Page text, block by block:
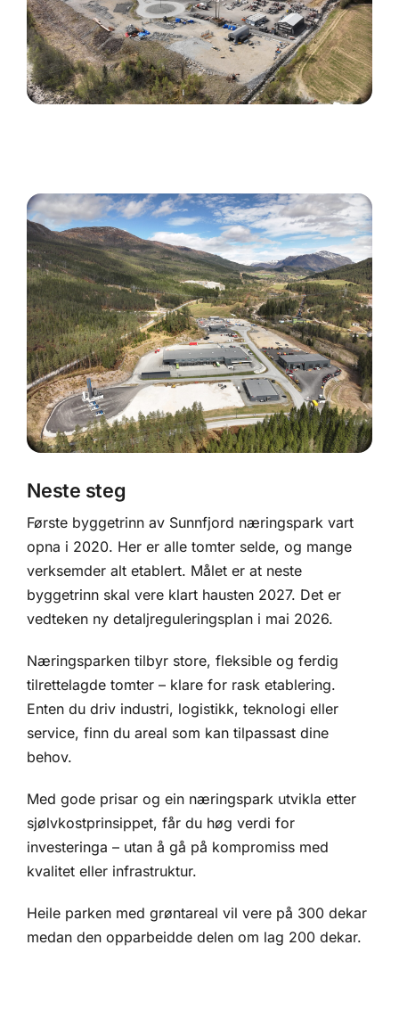
Neste steg
Første byggetrinn av Sunnfjord næringspark vart
opna i 2020. Her er alle tomter selde, og mange
verksemder alt etablert. Målet er at neste
byggetrinn skal vere klart hausten 2027. Det er
vedteken ny detaljreguleringsplan i mai 2026.
Næringsparken tilbyr store, fleksible og ferdig
tilrettelagde tomter – klare for rask etablering.
Enten du driv industri, logistikk, teknologi eller
service, finn du areal som kan tilpassast dine
behov.
Med gode prisar og ein næringspark utvikla etter
sjølvkostprinsippet, får du høg verdi for
investeringa – utan å gå på kompromiss med
kvalitet eller infrastruktur.
Heile parken med grøntareal vil vere på 300 dekar
medan den opparbeidde delen om lag 200 dekar.